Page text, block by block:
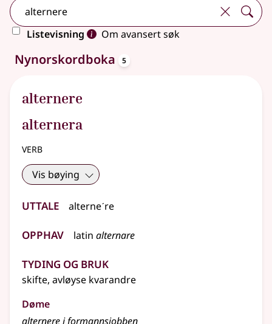
Listevisning
Om avansert søk
5 treff
Nynorskordboka 5
alternere
alternera
verb
Vis bøying
Uttale alterneˊre
Opphav latin alternare
Tyding og bruk
skifte, avløyse kvarandre
Døme
alternere i formannsjobben